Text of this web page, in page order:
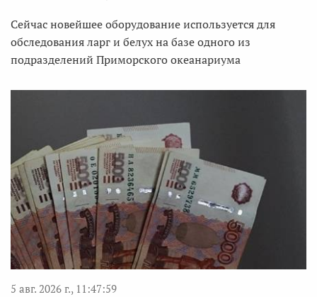
Сейчас новейшее оборудование используется для
обследования ларг и белух на базе одного из
подразделений Приморского океанариума
5 авг. 2026 г., 11:47:59